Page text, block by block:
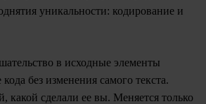
уникальности: кодирование и
в исходные элементы
без изменения самого текста.
какой сделали ее вы. Меняется только